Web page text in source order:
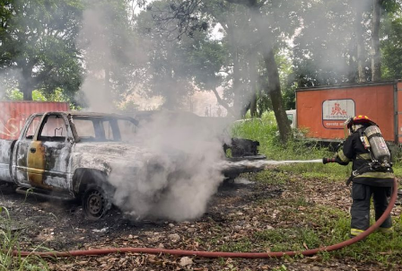
Los ahora sentenciados formaban parte de la Policía
Municipal de Coscomatepec durante la administración
del alcalde de Movimiento Ciudadano, Armando Reyes
Muñoz, y permanecerán recluidos en el Centro de
Reinserción Social de Mediana Seguridad de La Toma, en
Amatlán de los Reyes, donde cumplirán la condena.
Aunque durante el operativo fueron detenidos siete
policías municipales, la sentencia dada a conocer
corresponde únicamente a seis de ellos. Hasta el
momento, las autoridades no han informado la situación
jurídica del séptimo implicado.